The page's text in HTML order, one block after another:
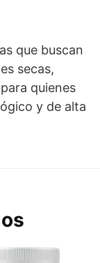
que buscan
secas,
quienes
y de alta